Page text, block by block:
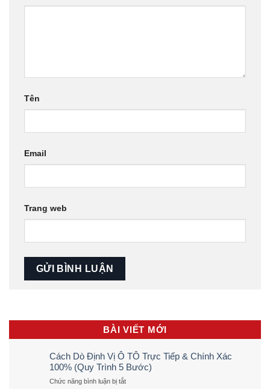
Tên
Email
Trang web
BÀI VIẾT MỚI
Cách Dò Định Vị Ô TÔ Trực Tiếp & Chính Xác
100% (Quy Trình 5 Bước)
Chức năng bình luận bị tắtở